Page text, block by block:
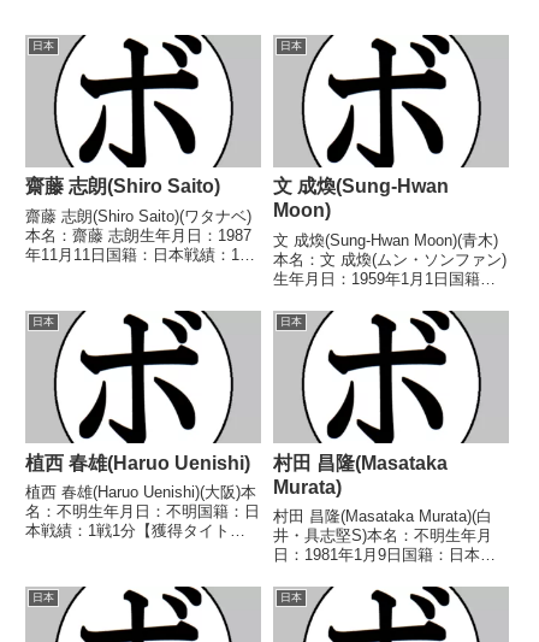
日本
齋藤 志朗(Shiro Saito)
齋藤 志朗(Shiro Saito)(ワタナベ)
本名：齋藤 志朗生年月日：1987
年11月11日国籍：日本戦績：15
○2RTKO 堀部 優介(小
熊)2009/10/0...
日本
文 成煥(Sung-Hwan
Moon)
文 成煥(Sung-Hwan Moon)(青木)
本名：文 成煥(ムン・ソンファン)
生年月日：1959年1月1日国籍：
【獲得タイトル】1989年度A級ボ
クサー賞金トーナメントスーパー
バンタム級優勝【戦歴...
日本
植西 春雄(Haruo Uenishi)
植西 春雄(Haruo Uenishi)(大阪)本
名：不明生年月日：不明国籍：日
本戦績：1戦1分【獲得タイト
(京都)【補足情報】・BoxRecで
は選手情報の掲載がない...
日本
村田 昌隆(Masataka
Murata)
村田 昌隆(Masataka Murata)(白
井・具志堅S)本名：不明生年月
日：1981年1月9日国籍：日本戦
得タイトル】2002年度B級トーナ
メントフェザー級優勝【戦歴】
1999/06/28 ○1...
日本 日本